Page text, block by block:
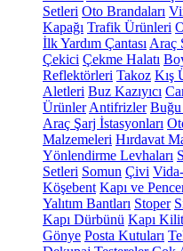
Setleri Oto Brandaları
Kapağı Trafik Ürünleri
İlk Yardım Çantası Araç
Çekici Çekme Halatı
Reflektörleri Takoz Kış
Aletleri Buz Kazıyıcı
Ürünler Antifrizler
Araç Şarj İstasyonları
Malzemeleri Hırdavat
Yönlendirme Levhaları
Setleri Somun Çivi
Köşebent Kapı ve
Yalıtım Bantları Stoper
Kapı Dürbünü Kapı
Gönye Posta Kutuları